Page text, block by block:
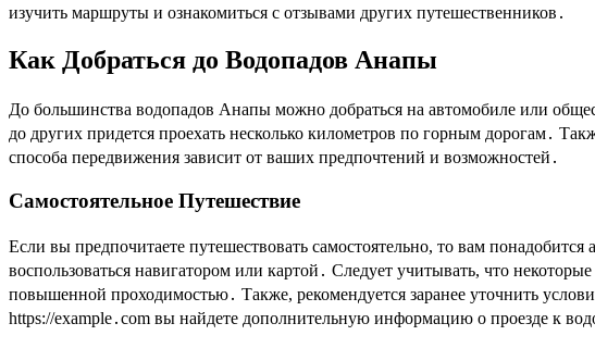
изучить маршруты и ознакомиться с отзывами других путешественников․
Как Добраться до Водопадов Анапы
До большинства водопадов Анапы можно добраться на автомобиле или
до других придется проехать несколько километров по горным дорогам․
способа передвижения зависит от ваших предпочтений и возможностей․
Самостоятельное Путешествие
Если вы предпочитаете путешествовать самостоятельно, то вам
воспользоваться навигатором или картой․ Следует учитывать, что
повышенной проходимостью․ Также, рекомендуется заранее уточнить
https://example․com вы найдете дополнительную информацию о проезде к